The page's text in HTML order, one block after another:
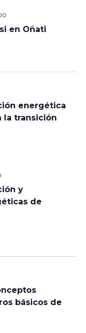
en Oñati
energética
la transición
y
de
básicos de